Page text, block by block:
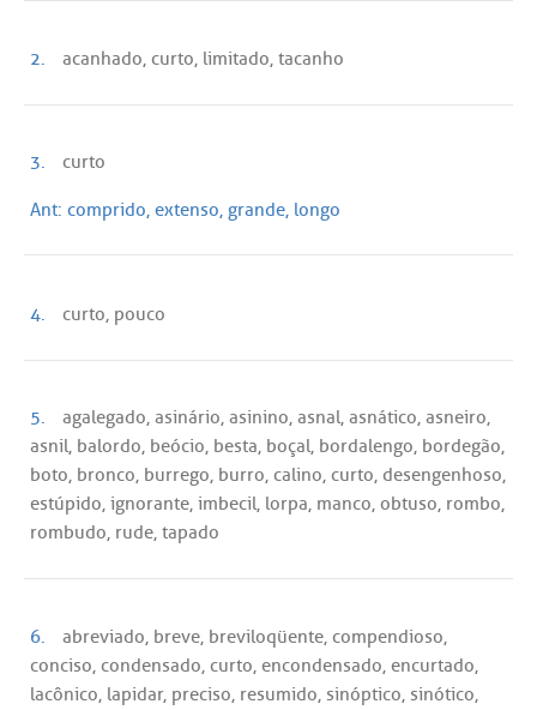
2. acanhado, curto, limitado, tacanho
3.
curto
Ant: comprido, extenso, grande, longo
4. curto, pouco
5.
agalegado, asinário, asinino, asnal, asnático, asneiro,
asnil, balordo, beócio, besta, boçal, bordalengo, bordegão,
boto, bronco, burrego, burro, calino, curto, desengenhoso,
estúpido, ignorante, imbecil, lorpa, manco, obtuso, rombo,
rombudo, rude, tapado
6.
abreviado, breve, breviloqüente, compendioso,
conciso, condensado, curto, encondensado, encurtado,
lacônico, lapidar, preciso, resumido, sinóptico, sinótico,